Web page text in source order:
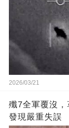
2026/03/21
殲7全軍覆沒
發現嚴重失誤